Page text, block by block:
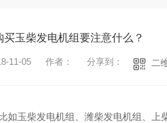
玉柴发电机组要注意什么？
11-05 作者： 分享到： 二
如玉柴发电机组、潍柴发电机组、上